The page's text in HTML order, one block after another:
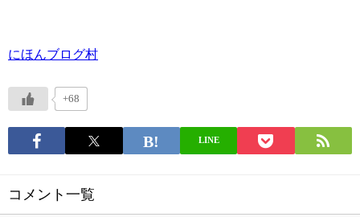
にほんブログ村
+68
LINE
コメント一覧